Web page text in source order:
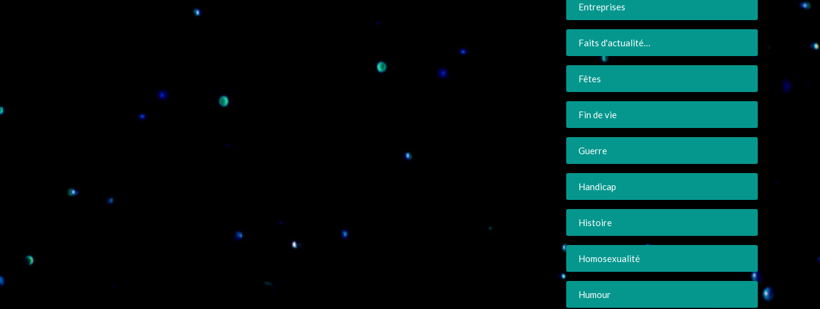
Entreprises
Faits d'actualité…
Fêtes
Fin de vie
Guerre
Handicap
Histoire
Homosexualité
Humour